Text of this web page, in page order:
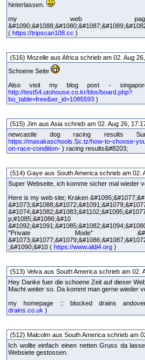
hinterlassen.
my web
( https://tripscan108.cc )
(516) Mozelle aus Africa schrieb am 02. Aug
Schoene Seite
Also visit my blog post -
http://test54.utohouse.co.kr/bbs/board.php?
bo_table=free&wr_id=1085593 )
(515) Jim aus Asia schrieb am 02. Aug 26,
newcastle dog racing results
https://masakaschools.Sc.tz/how-to-choose-
on-race-condition- ) racing results&#8203;
(514) Gaye aus South America schrieb am 02.
Super Webseite, ich komme sicher mal wieder
Here is my web site; Kraken
p;#1085;&#1086;&#10
"Private Mode"
;&#1090;&#10 ( https://www.aldi4.org )
(513) Velva aus South America schrieb am 02.
Hey Danke fuer die schoene Zeit auf dieser
Macht weiter so. Da kommt man gerne wieder
my homepage :: blocked drains
drains.co.uk )
(512) Malcolm aus South America schrieb am
Ich wollte einfach einen netten Gruss da
Websiete gestossen.